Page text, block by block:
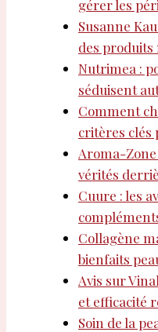
gérer les
Susanne
des produits
Nutrimea :
séduisent
Comment
critères clés
Aroma-Zone
vérités
Cuure : les
Collagène
bienfaits
Avis sur
et efficacité
Soin de la